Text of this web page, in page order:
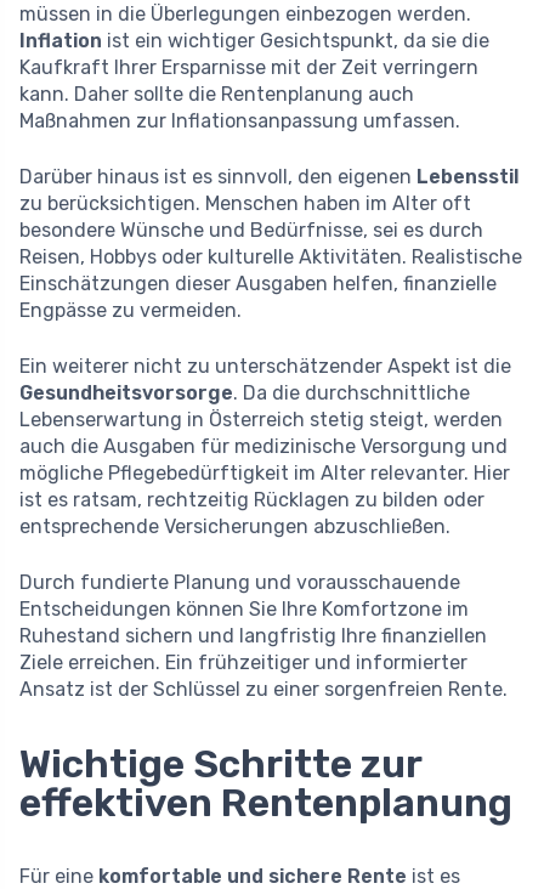
müssen in die Überlegungen einbezogen werden.
Inflation ist ein wichtiger Gesichtspunkt, da sie die
Kaufkraft Ihrer Ersparnisse mit der Zeit verringern
kann. Daher sollte die Rentenplanung auch
Maßnahmen zur Inflationsanpassung umfassen.
Darüber hinaus ist es sinnvoll, den eigenen Lebensstil
zu berücksichtigen. Menschen haben im Alter oft
besondere Wünsche und Bedürfnisse, sei es durch
Reisen, Hobbys oder kulturelle Aktivitäten. Realistische
Einschätzungen dieser Ausgaben helfen, finanzielle
Engpässe zu vermeiden.
Ein weiterer nicht zu unterschätzender Aspekt ist die
Gesundheitsvorsorge. Da die durchschnittliche
Lebenserwartung in Österreich stetig steigt, werden
auch die Ausgaben für medizinische Versorgung und
mögliche Pflegebedürftigkeit im Alter relevanter. Hier
ist es ratsam, rechtzeitig Rücklagen zu bilden oder
entsprechende Versicherungen abzuschließen.
Durch fundierte Planung und vorausschauende
Entscheidungen können Sie Ihre Komfortzone im
Ruhestand sichern und langfristig Ihre finanziellen
Ziele erreichen. Ein frühzeitiger und informierter
Ansatz ist der Schlüssel zu einer sorgenfreien Rente.
Wichtige Schritte zur
effektiven Rentenplanung
Für eine komfortable und sichere Rente ist es